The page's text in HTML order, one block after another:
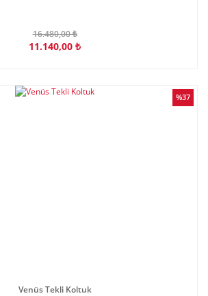
16.480,00 ₺
11.140,00 ₺
%37
Venüs Tekli Koltuk